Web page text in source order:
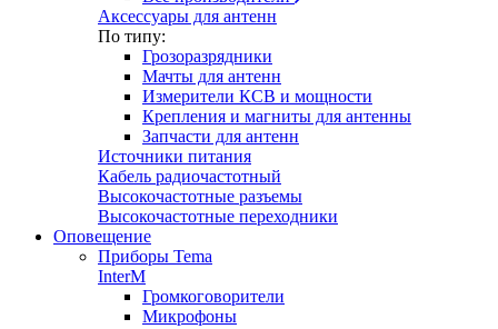
Аксессуары для антенн
По типу:
Грозоразрядники
Мачты для антенн
Измерители КСВ и мощности
Крепления и магниты для антенны
Запчасти для антенн
Источники питания
Кабель радиочастотный
Высокочастотные разъемы
Высокочастотные переходники
Оповещение
Приборы Tema
InterM
Громкоговорители
Микрофоны